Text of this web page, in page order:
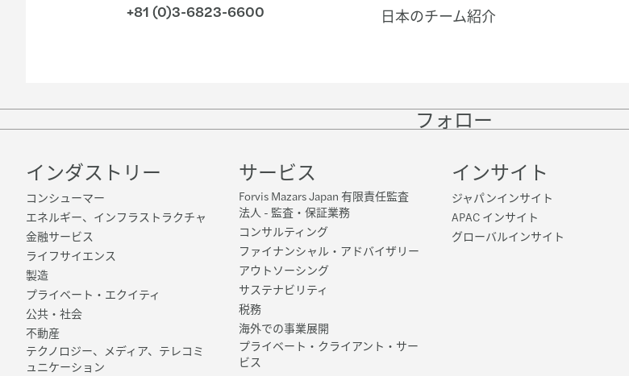
+81 (0)3-6823-6600 日本のチーム紹介
フォロー
on
on
インダストリー
コンシューマー
エネルギー、インフラストラクチャ
金融サービス
ライフサイエンス
製造
プライベート・エクイティ
公共・社会
不動産
テクノロジー、メディア、テレコミ
ュニケーション
サービス
Forvis Mazars Japan 有限責任監査
法人 - 監査・保証業務
コンサルティング
ファイナンシャル・アドバイザリー
アウトソーシング
サステナビリティ
税務
海外での事業展開
プライベート・クライアント・サー
ビス
インサイト
ジャパンインサイト
APAC インサイト
グローバルインサイト